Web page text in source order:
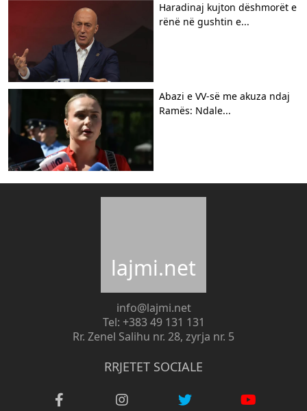
Haradinaj kujton dëshmorët e
rënë në gushtin e...
Abazi e VV-së me akuza ndaj
Ramës: Ndale...
lajmi.net
info@lajmi.net
Tel: +383 49 131 131
Rr. Zenel Salihu nr. 28, zyrja nr. 5
RRJETET SOCIALE